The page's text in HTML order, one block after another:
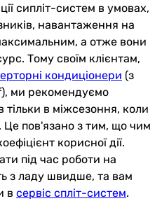
сипліт-систем в умовах,
навантаження на
а отже вони
Тому своїм клієнтам,
кондиціонери (з
ми рекомендуємо
тільки в міжсезоння, коли
Це пов'язано з тим, що чим
корисної дії.
під час роботи на
з ладу швидше, та вам
в сервіс спліт-систем.